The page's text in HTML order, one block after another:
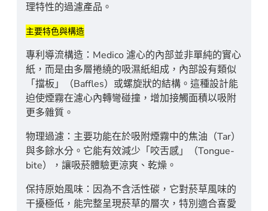
理特性的過濾產品。
主要特色與構造
專利導流構造：Medico 濾心的內部並非單純的實心
紙，而是由多層捲繞的吸濕紙組成，內部設有類似
「擋板」（Baffles）或螺旋狀的結構。這種設計能
迫使煙霧在濾心內轉彎碰撞，增加接觸面積以吸附
更多雜質。
物理過濾：主要功能在於吸附煙霧中的焦油（Tar）
與多餘水分。它能有效減少「咬舌感」（Tongue-
bite），讓吸菸體驗更涼爽、乾燥。
保持原始風味：因為不含活性碳，它對菸草風味的
干擾極低，能完整呈現菸草的層次，特別適合喜愛